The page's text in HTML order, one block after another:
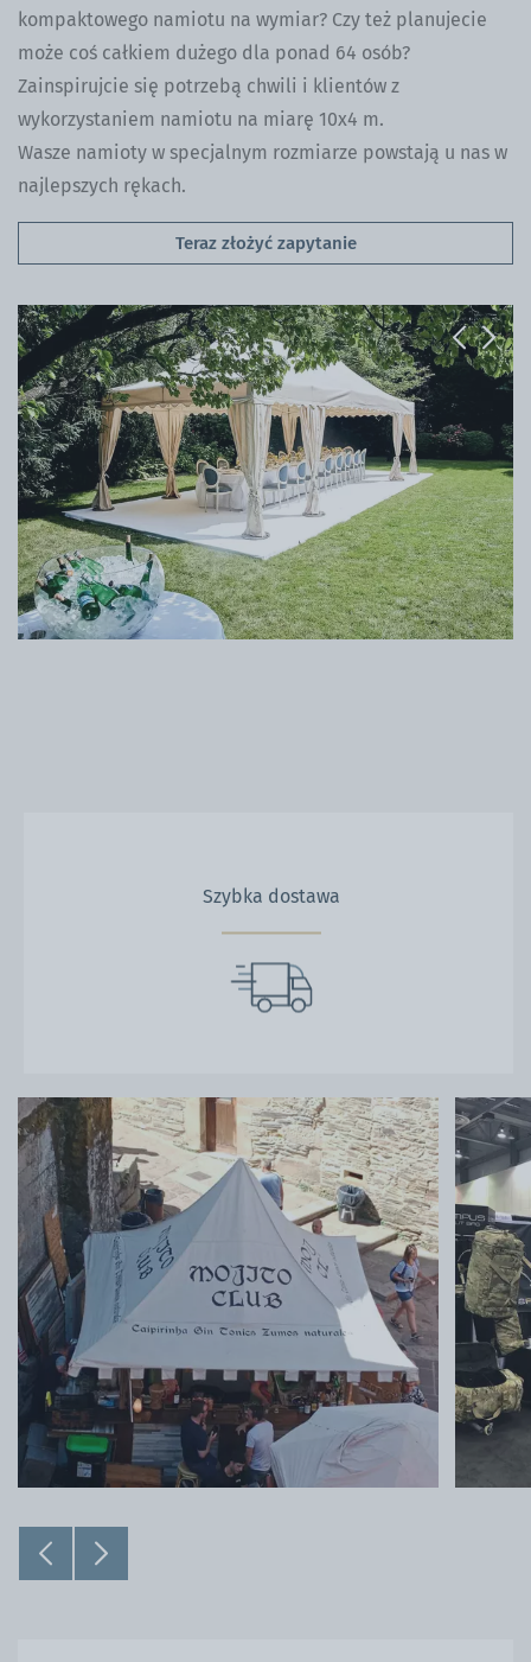
kompaktowego namiotu na wymiar? Czy też planujecie
może coś całkiem dużego dla ponad 64 osób?
Zainspirujcie się potrzebą chwili i klientów z
wykorzystaniem namiotu na miarę 10x4 m.
Wasze namioty w specjalnym rozmiarze powstają u nas w
najlepszych rękach.
Teraz złożyć zapytanie
Previous
Next
Szybka dostawa